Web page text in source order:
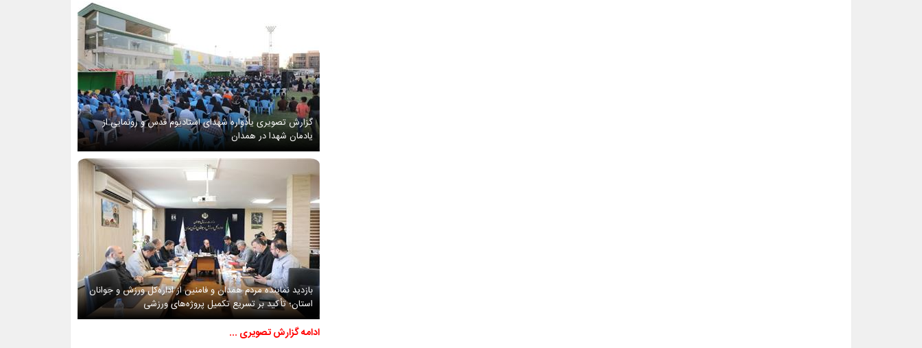
گزارش تصویری یادواره شهدای استادیوم قدس و رونمایی از
یادمان شهدا در همدان
بازدید نماینده مردم همدان و فامنین از اداره‌کل ورزش و جوانان
استان؛ تأکید بر تسریع تکمیل پروژه‌های ورزشی
ادامه گزارش تصویری ...